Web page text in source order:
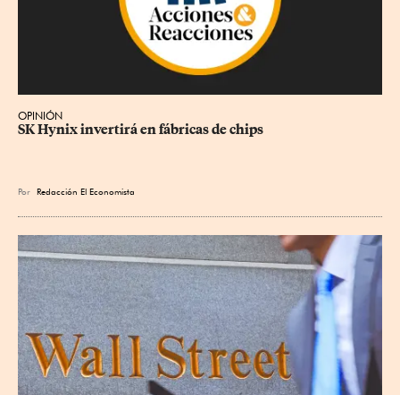
OPINIÓN
SK Hynix invertirá en fábricas de chips
Por Redacción El Economista